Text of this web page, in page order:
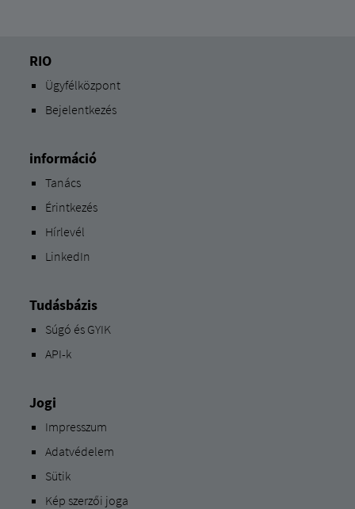
RIO
Ügyfélközpont
Bejelentkezés
információ
Tanács
Érintkezés
Hírlevél
LinkedIn
Tudásbázis
Súgó és GYIK
API-k
Jogi
Impresszum
Adatvédelem
Sütik
Kép szerzői joga